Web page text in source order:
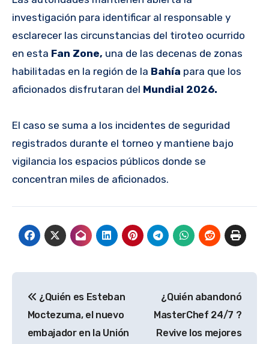
investigación para identificar al responsable y
esclarecer las circunstancias del tiroteo ocurrido
en esta Fan Zone, una de las decenas de zonas
habilitadas en la región de la Bahía para que los
aficionados disfrutaran del Mundial 2026.
El caso se suma a los incidentes de seguridad
registrados durante el torneo y mantiene bajo
vigilancia los espacios públicos donde se
concentran miles de aficionados.
de
entradas
¿Quién es Esteban
Moctezuma, el nuevo
embajador en la Unión
¿Quién abandonó
MasterChef 24/7 ?
Revive los mejores